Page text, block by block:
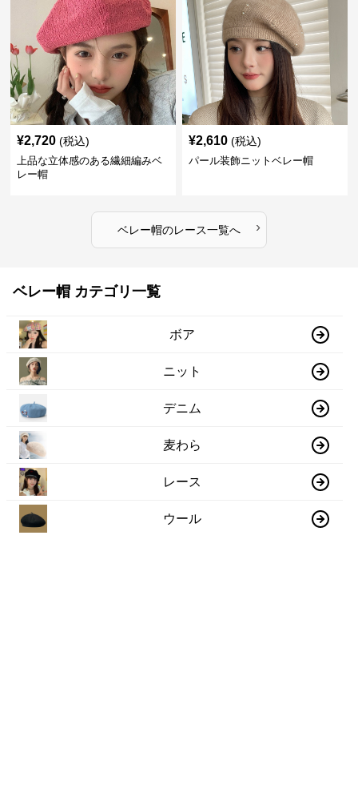
¥2,720 (税込)
上品な立体感のある繊細編みベ
レー帽
¥2,610 (税込)
パール装飾ニットベレー帽
ベレー帽のレース一覧へ ›
ベレー帽 カテゴリ一覧
ボア
ニット
デニム
麦わら
レース
ウール